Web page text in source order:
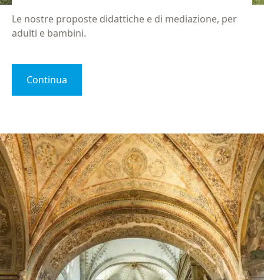
Le nostre proposte didattiche e di mediazione, per
adulti e bambini.
Continua